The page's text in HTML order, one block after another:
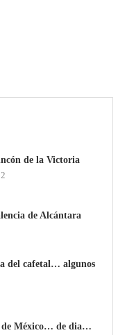
de la Victoria
de Alcántara
del cafetal… algunos
de México… de dia…